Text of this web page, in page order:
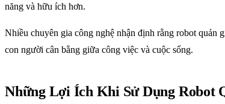
năng và hữu ích hơn.
Nhiều chuyên gia công nghệ nhận định rằng robot quản
con người cân bằng giữa công việc và cuộc sống.
Những Lợi Ích Khi Sử Dụng Robot